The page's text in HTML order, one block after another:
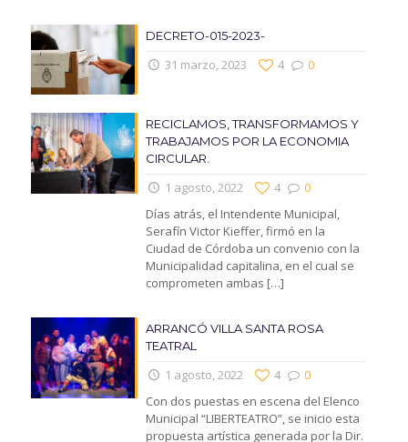
DECRETO-015-2023-
31 marzo, 2023 0
4
RECICLAMOS, TRANSFORMAMOS Y
TRABAJAMOS POR LA ECONOMIA
CIRCULAR.
1 agosto, 2022 0
4
Días atrás, el Intendente Municipal,
Serafín Victor Kieffer, firmó en la
Ciudad de Córdoba un convenio con la
Municipalidad capitalina, en el cual se
comprometen ambas […]
ARRANCÓ VILLA SANTA ROSA
TEATRAL
1 agosto, 2022 0
4
Con dos puestas en escena del Elenco
Municipal “LIBERTEATRO”, se inicio esta
propuesta artística generada por la Dir.